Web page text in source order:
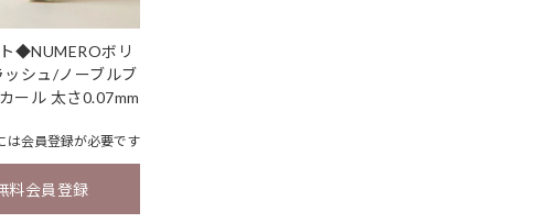
◆NUMEROボリ
ッシュ/ノーブルブ
ール 太さ0.07mm
は会員登録が必要です
料会員登録